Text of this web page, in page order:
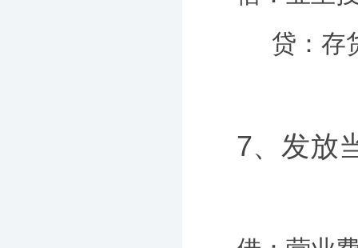
贷：存
7、发放